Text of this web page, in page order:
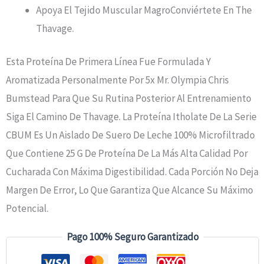
Apoya El Tejido Muscular MagroConviértete En The
Thavage.
Esta Proteína De Primera Línea Fue Formulada Y
Aromatizada Personalmente Por 5x Mr. Olympia Chris
Bumstead Para Que Su Rutina Posterior Al Entrenamiento
Siga El Camino De Thavage. La Proteína Itholate De La Serie
CBUM Es Un Aislado De Suero De Leche 100% Microfiltrado
Que Contiene 25 G De Proteína De La Más Alta Calidad Por
Cucharada Con Máxima Digestibilidad. Cada Porción No Deja
Margen De Error, Lo Que Garantiza Que Alcance Su Máximo
Potencial.
Pago 100% Seguro Garantizado